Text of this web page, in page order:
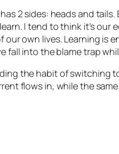
2 sides: heads and
I tend to think it’s
our own lives. Learning is
fall into the blame trap
the habit of switching
flows in, while the